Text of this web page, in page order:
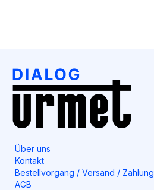
Über uns
Kontakt
Bestellvorgang / Versand / Zahlung
AGB